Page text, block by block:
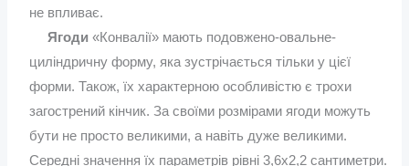
не впливає.
Ягоди «Конвалії» мають подовжено-овальне-
циліндричну форму, яка зустрічається тільки у цієї
форми. Також, їх характерною особливістю є трохи
загострений кінчик. За своїми розмірами ягоди можуть
бути не просто великими, а навіть дуже великими.
Середні значення їх параметрів рівні 3,6х2,2 сантиметри.